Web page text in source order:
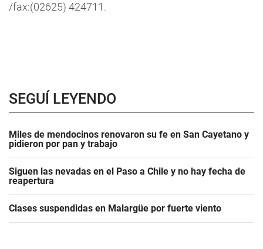
/fax:(02625) 424711.
SEGUÍ LEYENDO
Miles de mendocinos renovaron su fe en San Cayetano y
pidieron por pan y trabajo
Siguen las nevadas en el Paso a Chile y no hay fecha de
reapertura
Clases suspendidas en Malargüe por fuerte viento